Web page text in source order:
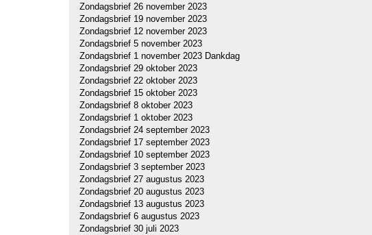
Zondagsbrief 26 november 2023
Zondagsbrief 19 november 2023
Zondagsbrief 12 november 2023
Zondagsbrief 5 november 2023
Zondagsbrief 1 november 2023 Dankdag
Zondagsbrief 29 oktober 2023
Zondagsbrief 22 oktober 2023
Zondagsbrief 15 oktober 2023
Zondagsbrief 8 oktober 2023
Zondagsbrief 1 oktober 2023
Zondagsbrief 24 september 2023
Zondagsbrief 17 september 2023
Zondagsbrief 10 september 2023
Zondagsbrief 3 september 2023
Zondagsbrief 27 augustus 2023
Zondagsbrief 20 augustus 2023
Zondagsbrief 13 augustus 2023
Zondagsbrief 6 augustus 2023
Zondagsbrief 30 juli 2023